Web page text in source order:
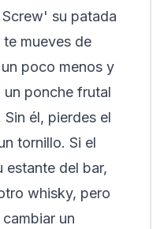
su patada
mueves de
poco menos y
ponche frutal
él, pierdes el
tornillo. Si el
estante del bar,
whisky, pero
un